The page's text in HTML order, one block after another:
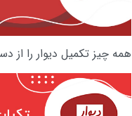
همه چیز تکمیل دیوار را از